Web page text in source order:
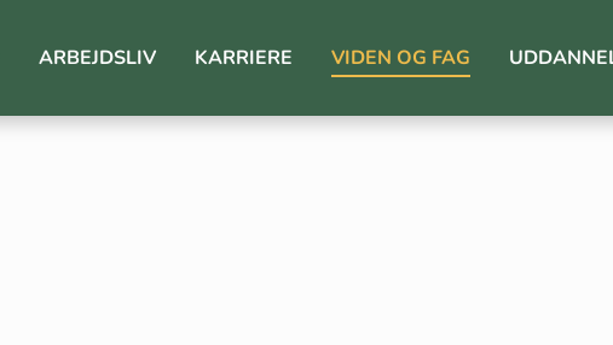
ARBEJDSLIV KARRIERE VIDEN OG FAG